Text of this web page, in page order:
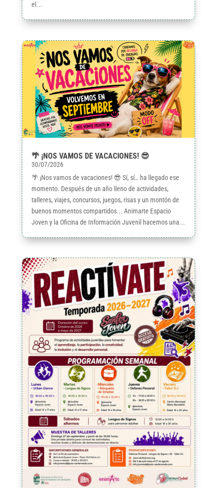
el...
🌴 ¡NOS VAMOS DE VACACIONES! 😎
30/07/2026
🌴 ¡Nos vamos de vacaciones! 😎 Sí, sí… ha llegado ese
momento. Después de un año lleno de actividades,
talleres, viajes, concursos, juegos, risas y un montón de
buenos momentos compartidos... Animarte Espacio
Joven y la Oficina de Información Juvenil hacemos una...